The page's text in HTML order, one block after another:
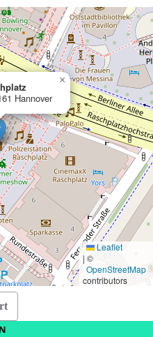
Hannover
×
Leaflet
|©
OpenStreetMap
contributors